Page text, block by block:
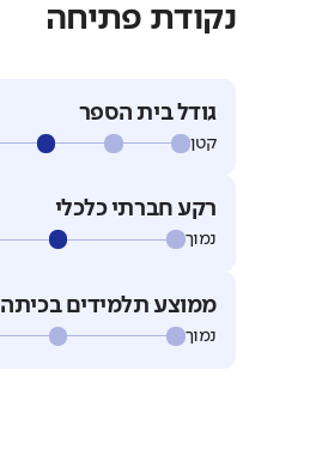
נקודת פתיחה
גודל בית הספר
קטן
רקע חברתי כלכלי
נמוך
ממוצע תלמידים בכיתה
נמוך